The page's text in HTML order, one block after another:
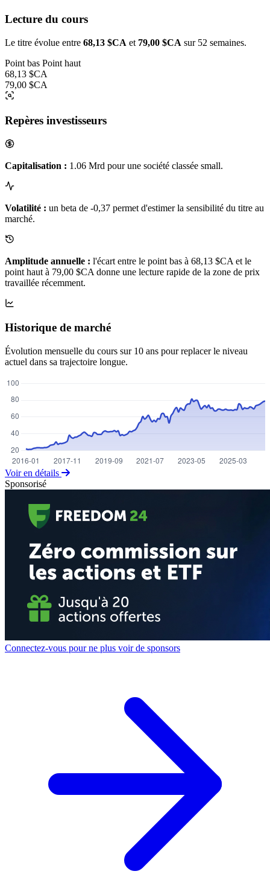
Lecture du cours
Le titre évolue entre 68,13 $CA et 79,00 $CA sur 52 semaines.
Point bas Point haut
68,13 $CA
79,00 $CA
Repères investisseurs
Capitalisation : 1.06 Mrd pour une société classée small.
Volatilité : un beta de -0,37 permet d'estimer la sensibilité du titre au
marché.
Amplitude annuelle : l'écart entre le point bas à 68,13 $CA et le
point haut à 79,00 $CA donne une lecture rapide de la zone de prix
travaillée récemment.
Historique de marché
Évolution mensuelle du cours sur 10 ans pour replacer le niveau
actuel dans sa trajectoire longue.
Voir en détails
Sponsorisé
Connectez-vous pour ne plus voir de sponsors